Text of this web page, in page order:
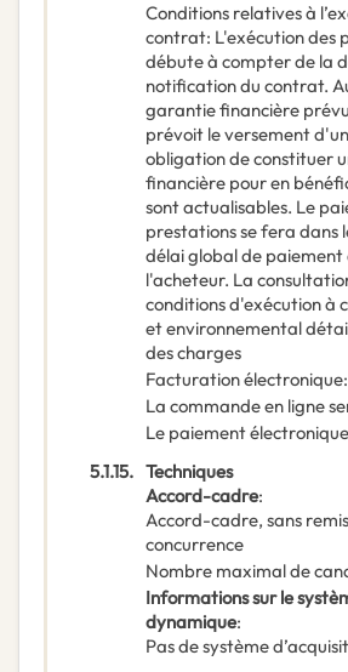
Conditions relatives à
contrat: L'exécution des
débute à compter de la
notification du contrat.
garantie financière
prévoit le versement
obligation de constituer
financière pour en
sont actualisables. Le
prestations se fera dans
délai global de paiement
l'acheteur. La
conditions d'exécution à
et environnemental
des charges
Facturation électronique:
La commande en ligne
Le paiement
5.1.15. Techniques
Accord-cadre:
Accord-cadre, sans
concurrence
Nombre maximal de
Informations sur le
dynamique:
Pas de système